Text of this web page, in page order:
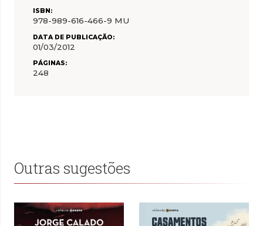
ISBN:
978-989-616-466-9 MU
DATA DE PUBLICAÇÃO:
01/03/2012
PÁGINAS:
248
Outras sugestões